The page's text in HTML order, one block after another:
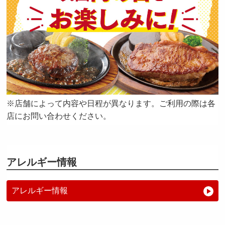
※店舗によって内容や日程が異なります。ご利用の際は各
店にお問い合わせください。
アレルギー情報
アレルギー情報